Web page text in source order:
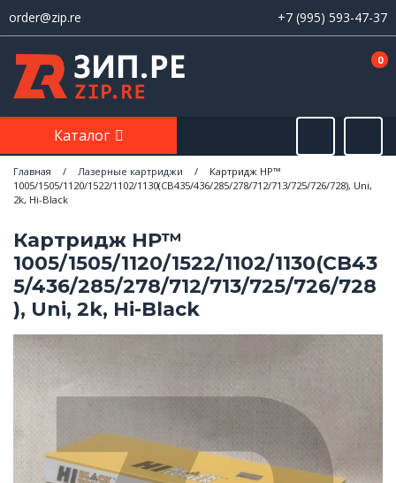
order@zip.re +7 (995) 593-47-37
0
Каталог
Главная / Лазерные картриджи /
Картридж НР™
1005/1505/1120/1522/1102/1130(CB435/436/285/278/712/713/725/726/728), Uni,
2k, Hi-Black
Картридж НР™
1005/1505/1120/1522/1102/1130(CB43
5/436/285/278/712/713/725/726/728
), Uni, 2k, Hi-Black